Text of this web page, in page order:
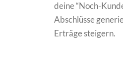
deine “Noch-
Abschlüsse
Erträge steigern.